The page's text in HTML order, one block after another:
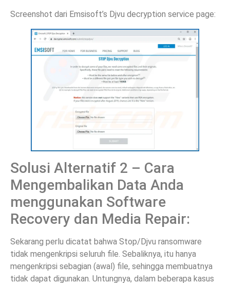
Screenshot dari Emsisoft’s Djvu decryption service page:
Solusi Alternatif 2 – Cara
Mengembalikan Data Anda
menggunakan Software
Recovery dan Media Repair:
Sekarang perlu dicatat bahwa Stop/Djvu ransomware
tidak mengenkripsi seluruh file. Sebaliknya, itu hanya
mengenkripsi sebagian (awal) file, sehingga membuatnya
tidak dapat digunakan. Untungnya, dalam beberapa kasus